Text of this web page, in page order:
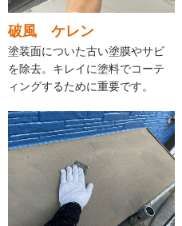
破風 ケレン
塗装面についた古い塗膜やサビ
を除去。キレイに塗料でコーテ
ィングするために重要です。